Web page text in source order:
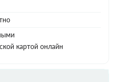
картой онлайн